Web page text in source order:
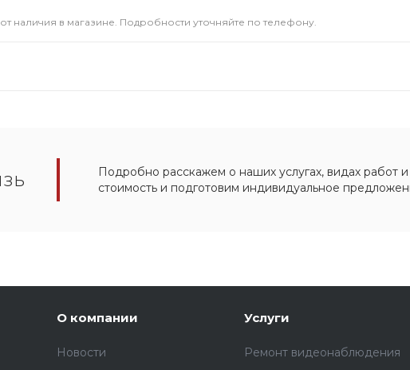
наличия в магазине. Подробности уточняйте по телефону.
Подробно расскажем о наших услугах, видах работ
стоимость и подготовим индивидуальное
О компании
Новости
Услуги
Ремонт видеонаблюдения